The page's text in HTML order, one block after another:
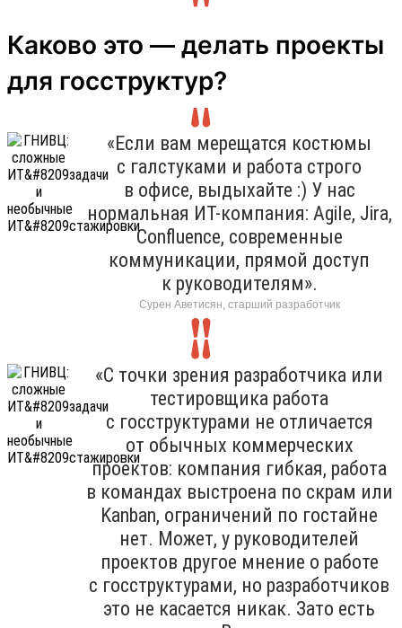
Каково это — делать проекты
для госструктур?
«Если вам мерещатся костюмы
с галстуками и работа строго
в офисе, выдыхайте :) У нас
нормальная ИТ-компания: Agile, Jira,
Confluence, современные
коммуникации, прямой доступ
к руководителям».
Сурен Аветисян, старший разработчик
«С точки зрения разработчика или
тестировщика работа
с госструктурами не отличается
от обычных коммерческих
проектов: компания гибкая, работа
в командах выстроена по скрам или
Kanban, ограничений по гостайне
нет. Может, у руководителей
проектов другое мнение о работе
с госструктурами, но разработчиков
это не касается никак. Зато есть